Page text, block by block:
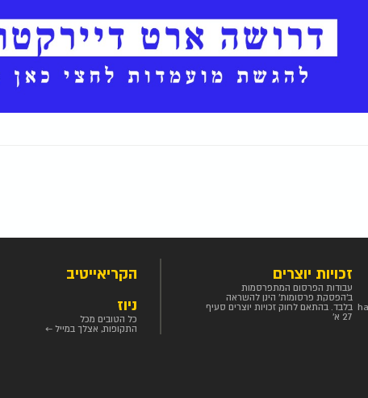
זכויות יוצרים
עבודות הפרסום המתפרסמות
ב'הפסקת פרסומות' הינן להשראה
בלבד. בהתאם לחוק זכויות יוצרים סעיף
27 א'
הקריאייטיב
ניוז
כל הטובים מכל
התקופות, אצלך במייל ←